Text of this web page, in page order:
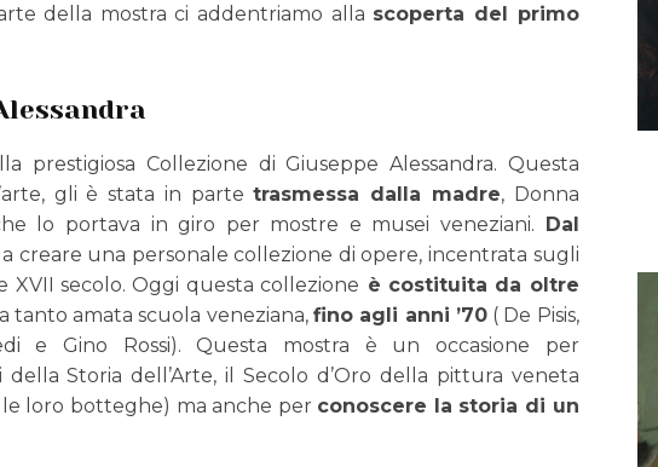
della mostra ci addentriamo alla scoperta del primo
prestigiosa Collezione di Giuseppe Alessandra. Questa
gli è stata in partetrasmessa dalla madre, Donna
lo portava in giro per mostre e musei veneziani. Dal
a creare una personale collezione di opere, incentrata sugli
XVII secolo. Oggi questa collezione è costituita da oltre
tanto amata scuola veneziana,fino agli anni ’70( De Pisis,
e Gino Rossi). Questa mostra è un occasione per
Storia dell’Arte, il Secolo d’Oro della pittura veneta
loro botteghe) ma anche per conoscere la storia di un